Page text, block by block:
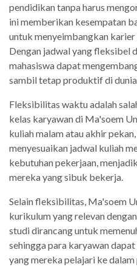
pendidikan tanpa harus
ini memberikan kesempatan
untuk menyeimbangkan
Dengan jadwal yang fleksibel
mahasiswa dapat
sambil tetap produktif di dunia
Fleksibilitas waktu adalah
kelas karyawan di Ma'soem
kuliah malam atau akhir
menyesuaikan jadwal kuliah
kebutuhan pekerjaan,
mereka yang sibuk bekerja.
Selain fleksibilitas, Ma'soem
kurikulum yang relevan
studi dirancang untuk
sehingga para karyawan
yang mereka pelajari ke